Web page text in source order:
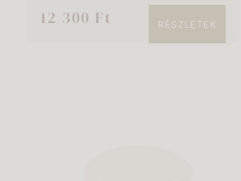
12 300 Ft RÉSZLETEK